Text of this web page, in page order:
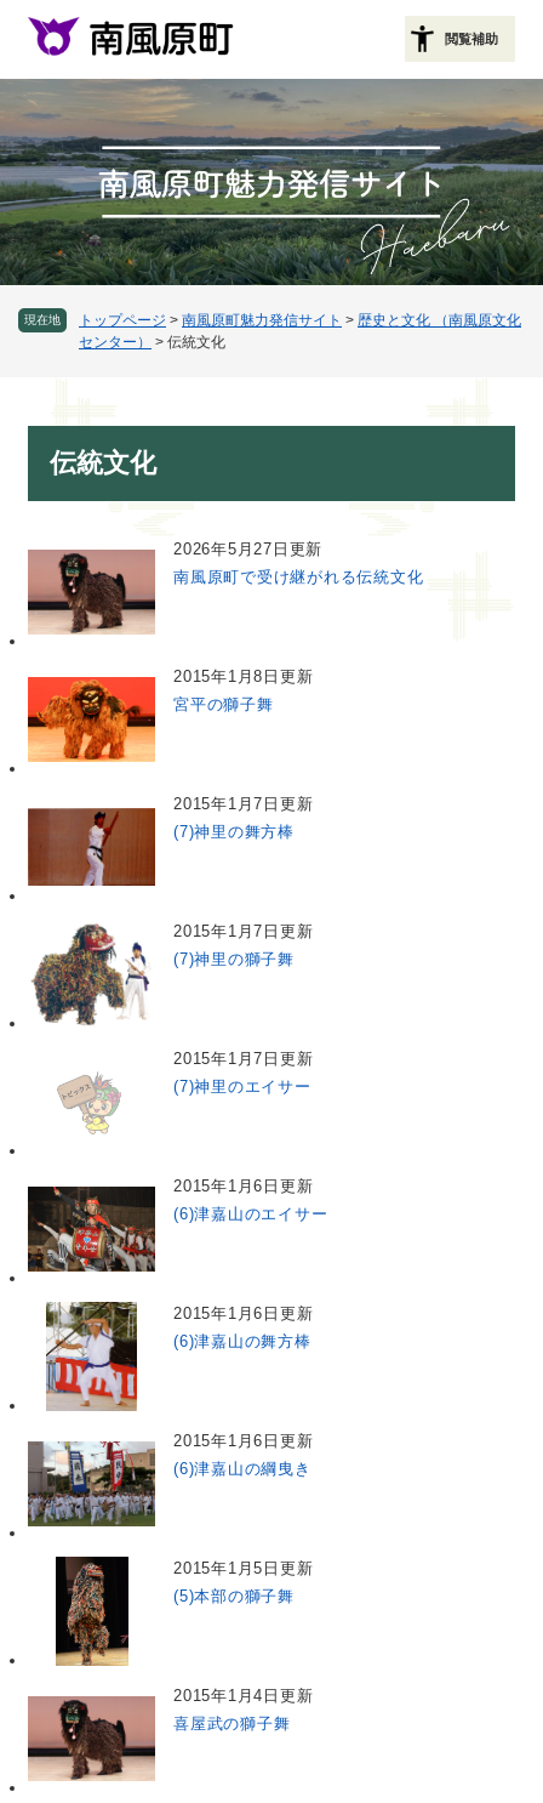
頭
で
す
。
閲覧補助
現在地 トップページ > 南風原町魅力発信サイト > 歴史と文化 （南風原文化
センター）
> 伝統文化
伝統文化
2026年5月27日更新
南風原町で受け継がれる伝統文化
2015年1月8日更新
宮平の獅子舞
2015年1月7日更新
(7)神里の舞方棒
2015年1月7日更新
(7)神里の獅子舞
2015年1月7日更新
(7)神里のエイサー
2015年1月6日更新
(6)津嘉山のエイサー
2015年1月6日更新
(6)津嘉山の舞方棒
2015年1月6日更新
(6)津嘉山の綱曳き
2015年1月5日更新
(5)本部の獅子舞
2015年1月4日更新
喜屋武の獅子舞